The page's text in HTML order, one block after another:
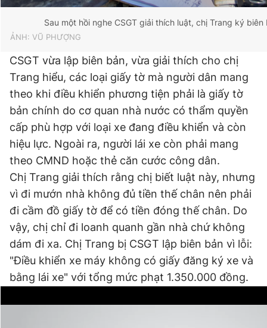
Sau một hồi nghe CSGT giải thích luật, chị Trang ký biên
ẢNH: VŨ PHƯỢNG
CSGT vừa lập biên bản, vừa giải thích cho chị
Trang hiểu, các loại giấy tờ mà người dân mang
theo khi điều khiển phương tiện phải là giấy tờ
bản chính do cơ quan nhà nước có thẩm quyền
cấp phù hợp với loại xe đang điều khiển và còn
hiệu lực. Ngoài ra, người lái xe còn phải mang
theo CMND hoặc thẻ căn cước công dân.
Chị Trang giải thích rằng chị biết luật này, nhưng
vì đi mướn nhà không đủ tiền thế chân nên phải
đi cầm đồ giấy tờ để có tiền đóng thế chân. Do
vậy, chị chỉ đi loanh quanh gần nhà chứ không
dám đi xa. Chị Trang bị CSGT lập biên bản vì lỗi:
"Điều khiển xe máy không có giấy đăng ký xe và
bằng lái xe" với tổng mức phạt 1.350.000 đồng.